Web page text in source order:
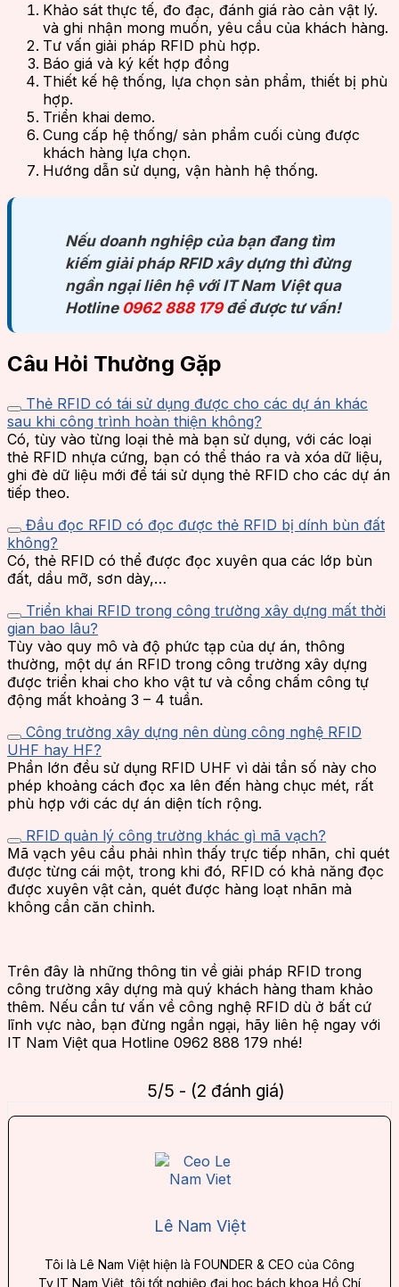
Khảo sát thực tế, đo đạc, đánh giá rào cản vật lý.
và ghi nhận mong muốn, yêu cầu của khách hàng.
Tư vấn giải pháp RFID phù hợp.
Báo giá và ký kết hợp đồng
Thiết kế hệ thống, lựa chọn sản phẩm, thiết bị phù
hợp.
Triển khai demo.
Cung cấp hệ thống/ sản phẩm cuối cùng được
khách hàng lựa chọn.
Hướng dẫn sử dụng, vận hành hệ thống.
Nếu doanh nghiệp của bạn đang tìm
kiếm giải pháp RFID xây dựng thì đừng
ngần ngại liên hệ với IT Nam Việt qua
Hotline 0962 888 179để được tư vấn!
Câu Hỏi Thường Gặp
Thẻ RFID có tái sử dụng được cho các dự án khác
sau khi công trình hoàn thiện không?
Có, tùy vào từng loại thẻ mà bạn sử dụng, với các loại
thẻ RFID nhựa cứng, bạn có thể tháo ra và xóa dữ liệu,
ghi đè dữ liệu mới để tái sử dụng thẻ RFID cho các dự án
tiếp theo.
Đầu đọc RFID có đọc được thẻ RFID bị dính bùn đất
không?
Có, thẻ RFID có thể được đọc xuyên qua các lớp bùn
đất, dầu mỡ, sơn dày,…
Triển khai RFID trong công trường xây dựng mất thời
gian bao lâu?
Tùy vào quy mô và độ phức tạp của dự án, thông
thường, một dự án RFID trong công trường xây dựng
được triển khai cho kho vật tư và cổng chấm công tự
động mất khoảng 3 – 4 tuần.
Công trường xây dựng nên dùng công nghệ RFID
UHF hay HF?
Phần lớn đều sử dụng RFID UHF vì dải tần số này cho
phép khoảng cách đọc xa lên đến hàng chục mét, rất
phù hợp với các dự án diện tích rộng.
RFID quản lý công trường khác gì mã vạch?
Mã vạch yêu cầu phải nhìn thấy trực tiếp nhãn, chỉ quét
được từng cái một, trong khi đó, RFID có khả năng đọc
được xuyên vật cản, quét được hàng loạt nhãn mà
không cần căn chỉnh.
Trên đây là những thông tin về giải pháp RFID trong
công trường xây dựng mà quý khách hàng tham khảo
thêm. Nếu cần tư vấn về công nghệ RFID dù ở bất cứ
lĩnh vực nào, bạn đừng ngần ngại, hãy liên hệ ngay với
IT Nam Việt qua Hotline 0962 888 179 nhé!
5/5 - (2 đánh giá)
Lê Nam Việt
Tôi là Lê Nam Việt hiện là FOUNDER & CEO của Công
Ty IT Nam Việt, tôi tốt nghiệp đại học bách khoa Hồ Chí